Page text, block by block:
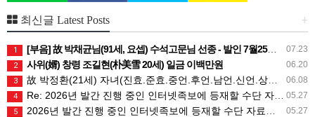
+
최신글 Latest Posts
07.23
1 [부음] 故 박채균님(91세, 요셉) 수석고문님 선종 - 발인 7월25일 (토) 05시
06.20
2 사위(婿) 창령 조길현(朴美雪 20세) 일금 이백만원
06.08
3 故 박정환(21세) 자녀(진효.준효.중언.후언.남언.신언.상희) 일금 일백만원
05.27
4 Re: 2026년 발간 진행 중인 인터넷족보에 등재할 수단 자료는 무엇인가요?
05.27
5 2026년 발간 진행 중인 인터넷족보에 등재할 수단 자료는 무엇인가요?